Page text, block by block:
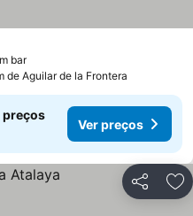
barVer preços
de Aguilar de la Frontera
preços
Ver preços
Partilhar